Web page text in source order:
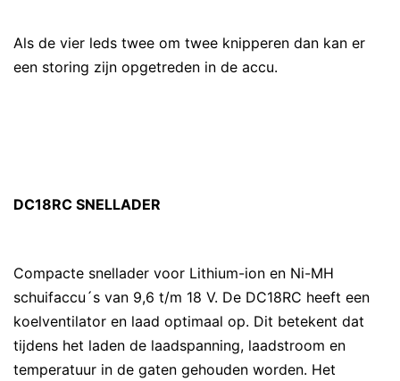
Als de vier leds twee om twee knipperen dan kan er
een storing zijn opgetreden in de accu.
DC18RC SNELLADER
Compacte snellader voor Lithium-ion en Ni-MH
schuifaccu´s van 9,6 t/m 18 V. De DC18RC heeft een
koelventilator en laad optimaal op. Dit betekent dat
tijdens het laden de laadspanning, laadstroom en
temperatuur in de gaten gehouden worden. Het